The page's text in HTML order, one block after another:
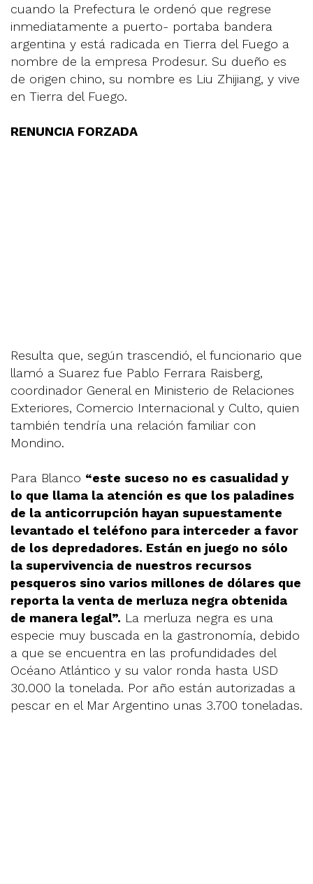
cuando la Prefectura le ordenó que regrese
inmediatamente a puerto- portaba bandera
argentina y está radicada en Tierra del Fuego a
nombre de la empresa Prodesur. Su dueño es
de origen chino, su nombre es Liu Zhijiang, y vive
en Tierra del Fuego.
RENUNCIA FORZADA
Resulta que, según trascendió, el funcionario que
llamó a Suarez fue Pablo Ferrara Raisberg,
coordinador General en Ministerio de Relaciones
Exteriores, Comercio Internacional y Culto, quien
también tendría una relación familiar con
Mondino.
Para Blanco “este suceso no es casualidad y
lo que llama la atención es que los paladines
de la anticorrupción hayan supuestamente
levantado el teléfono para interceder a favor
de los depredadores. Están en juego no sólo
la supervivencia de nuestros recursos
pesqueros sino varios millones de dólares que
reporta la venta de merluza negra obtenida
de manera legal”. La merluza negra es una
especie muy buscada en la gastronomía, debido
a que se encuentra en las profundidades del
Océano Atlántico y su valor ronda hasta USD
30.000 la tonelada. Por año están autorizadas a
pescar en el Mar Argentino unas 3.700 toneladas.